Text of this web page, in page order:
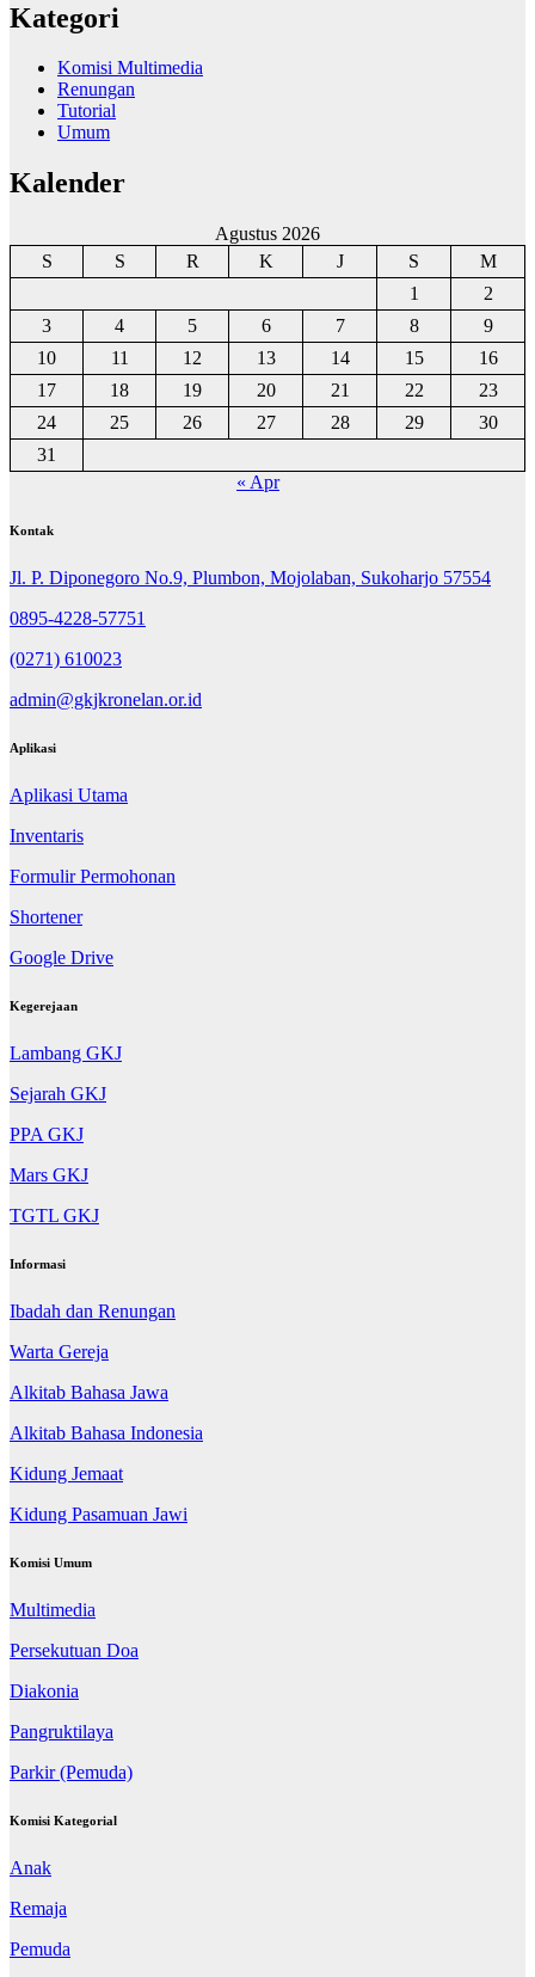
Kategori
Komisi Multimedia
Renungan
Tutorial
Umum
Kalender
Agustus 2026
S
S R K J S
M
1
2
3
4 5 6 7 8
9
10
11 12 13 14 15
16
17
18 19 20 21 22
23
24
25 26 27 28 29
30
31
« Apr
Kontak
Jl. P. Diponegoro No.9, Plumbon, Mojolaban, Sukoharjo 57554
0895-4228-57751
(0271) 610023
admin@gkjkronelan.or.id
Aplikasi
Aplikasi Utama
Inventaris
Formulir Permohonan
Shortener
Google Drive
Kegerejaan
Lambang GKJ
Sejarah GKJ
PPA GKJ
Mars GKJ
TGTL GKJ
Informasi
Ibadah dan Renungan
Warta Gereja
Alkitab Bahasa Jawa
Alkitab Bahasa Indonesia
Kidung Jemaat
Kidung Pasamuan Jawi
Komisi Umum
Multimedia
Persekutuan Doa
Diakonia
Pangruktilaya
Parkir (Pemuda)
Komisi Kategorial
Anak
Remaja
Pemuda